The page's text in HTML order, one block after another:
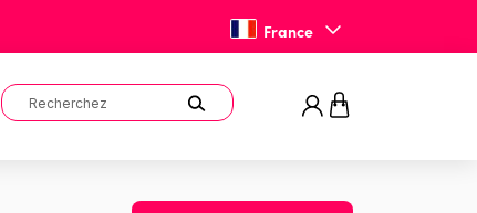
France